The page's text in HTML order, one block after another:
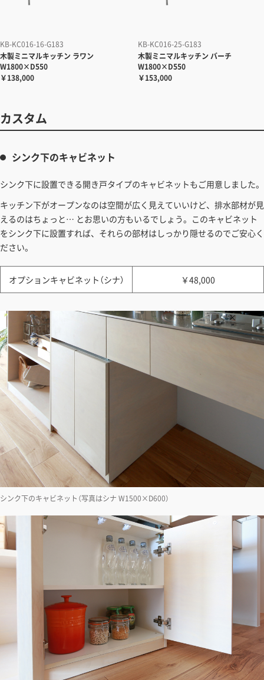
KB-KC016-16-G183
木製ミニマルキッチン ラワン
W1800×D550
￥138,000
KB-KC016-25-G183
木製ミニマルキッチンバーチ
W1800×D550
￥153,000
カスタム
シンク下のキャビネット
シンク下に設置できる開き戸タイプのキャビネットもご用意しました。
キッチン下がオープンなのは空間が広く見えていいけど、排水部材が見
えるのはちょっと… とお思いの方もいるでしょう。このキャビネット
をシンク下に設置すれば、それらの部材はしっかり隠せるのでご安心く
ださい。
オプションキャビネット（シナ） ￥48,000
シンク下のキャビネット（写真はシナ W1500×D600）